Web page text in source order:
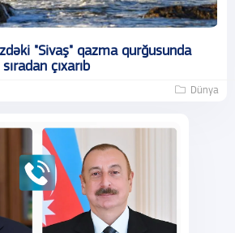
"Sivaş" qazma qurğusunda
çıxarıb
Dünya